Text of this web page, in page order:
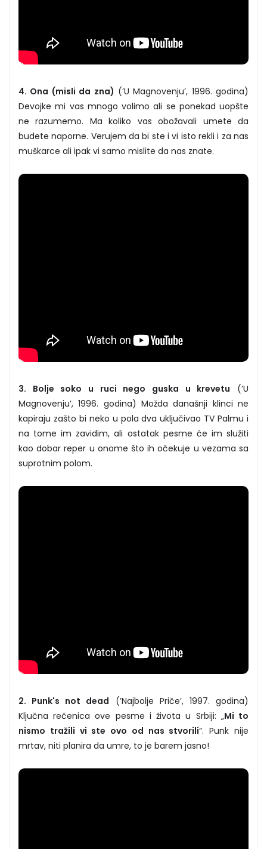
4. Ona (misli da zna) (’U Magnovenju’, 1996. godina)
Devojke mi vas mnogo volimo ali se ponekad uopšte
ne razumemo. Ma koliko vas obožavali umete da
budete naporne. Verujem da bi ste i vi isto rekli i za nas
muškarce ali ipak vi samo mislite da nas znate.
3. Bolje soko u ruci nego guska u krevetu (’U
Magnovenju’, 1996. godina) Možda današnji klinci ne
kapiraju zašto bi neko u pola dva uključivao TV Palmu i
na tome im zavidim, ali ostatak pesme će im služiti
kao dobar reper u onome što ih očekuje u vezama sa
suprotnim polom.
2. Punk's not dead (’Najbolje Priče’, 1997. godina)
Ključna rečenica ove pesme i života u Srbiji: „Mi to
nismo tražili vi ste ovo od nas stvorili“. Punk nije
mrtav, niti planira da umre, to je barem jasno!